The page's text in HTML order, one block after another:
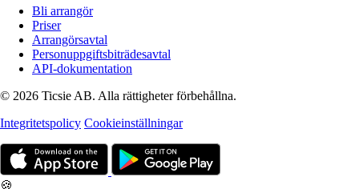
Bli arrangör
Priser
Arrangörsavtal
Personuppgiftsbiträdesavtal
API-dokumentation
© 2026 Ticsie AB. Alla rättigheter förbehållna.
Integritetspolicy Cookieinställningar
🍪